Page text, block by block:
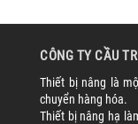
CÔNG TY CẦU
Thiết bị nâng là
chuyển hàng hóa.
Thiết bị nâng hạ